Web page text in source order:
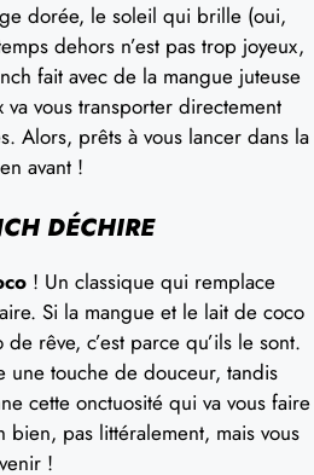
dorée, le soleil qui brille (oui,
dehors n’est pas trop joyeux,
fait avec de la mangue juteuse
vous transporter directement
Alors, prêts à vous lancer dans la
avant !
DÉCHIRE
! Un classique qui remplace
Si la mangue et le lait de coco
rêve, c’est parce qu’ils le sont.
une touche de douceur, tandis
cette onctuosité qui va vous faire
bien, pas littéralement, mais vous
!